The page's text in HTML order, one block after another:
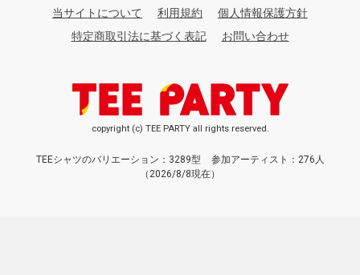
当サイトについて 利用規約
個人情報保護方針
特定商取引法に基づく表記
お問い合わせ
copyright (c) TEE PARTY all rights reserved.
TEEシャツのバリエーション：3289型
参加アーティスト：276人
（2026/8/8現在）